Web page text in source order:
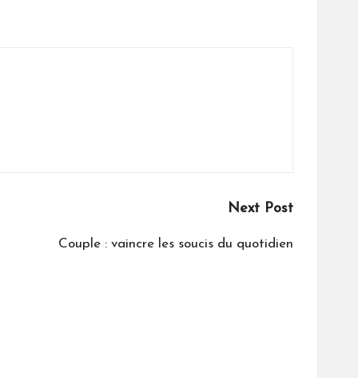
Next Post
Couple : vaincre les soucis du quotidien